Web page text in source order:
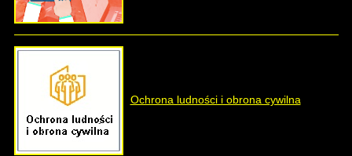
Ochrona ludności i obrona cywilna